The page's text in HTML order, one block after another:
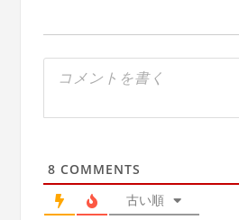
8 COMMENTS
古い順